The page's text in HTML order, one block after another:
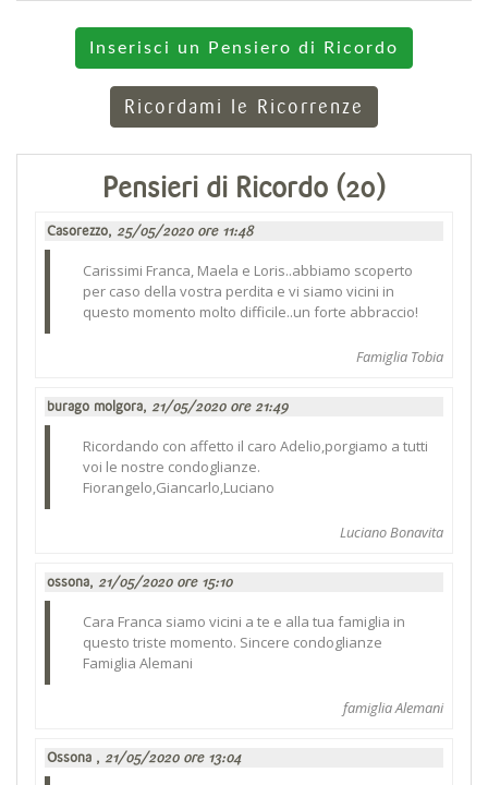
Inserisci un Pensiero di Ricordo
Ricordami le Ricorrenze
Pensieri di Ricordo (20)
Casorezzo, 25/05/2020 ore 11:48
Carissimi Franca, Maela e Loris..abbiamo scoperto
per caso della vostra perdita e vi siamo vicini in
questo momento molto difficile..un forte abbraccio!
Famiglia Tobia
burago molgora, 21/05/2020 ore 21:49
Ricordando con affetto il caro Adelio,porgiamo a tutti
voi le nostre condoglianze.
Fiorangelo,Giancarlo,Luciano
Luciano Bonavita
ossona, 21/05/2020 ore 15:10
Cara Franca siamo vicini a te e alla tua famiglia in
questo triste momento. Sincere condoglianze
Famiglia Alemani
famiglia Alemani
Ossona , 21/05/2020 ore 13:04